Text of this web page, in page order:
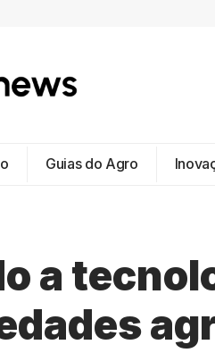
Guias do Agro
a